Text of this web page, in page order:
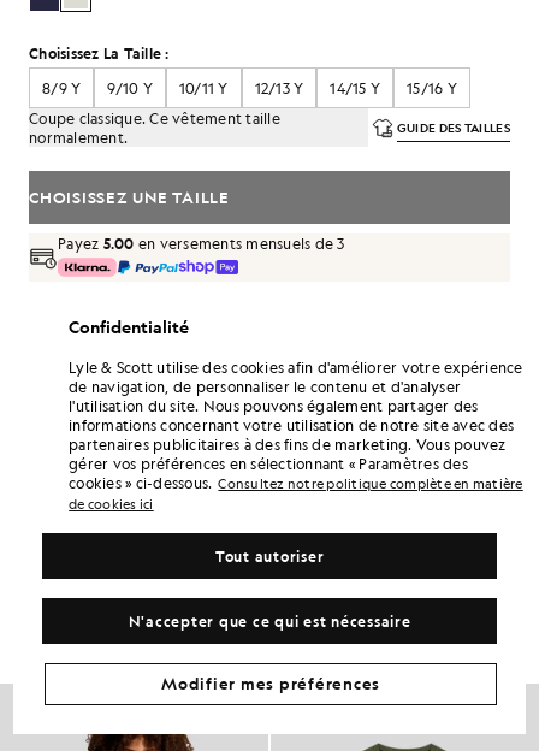
Choisissez La Taille :
8/9 Y
9/10 Y 10/11 Y 12/13 Y 14/15 Y
15/16 Y
Coupe classique. Ce vêtement taille
normalement.
GUIDE DES TAILLES
CHOISISSEZ UNE TAILLE
Payez 5.00 en versements mensuels de 3
Livraison à domicile et points de retrait. Retours et échanges
gratuits.
Gagnez le double de points ! Cumulez des
points «90 » grâce à cet achat.
6 points = 1,00 £GB
S'INSCRIRE
DÉTAILS DU PRODUIT
ADAPTATION DU PRODUIT
COMPOSITION ET ENTRETIEN
Adoptez ce look
Composez une tenue complète avec des pièces raffinées, conçues
pour rehausser votre garde-robe.
Confidentialité
Lyle & Scott utilise des cookies afin d'améliorer votre expérience
de navigation, de personnaliser le contenu et d'analyser
l'utilisation du site. Nous pouvons également partager des
informations concernant votre utilisation de notre site avec des
partenaires publicitaires à des fins de marketing. Vous pouvez
gérer vos préférences en sélectionnant « Paramètres des
cookies » ci-dessous. Consultez notre politique complète en matière
de cookies ici
N'accepter que ce qui est nécessaire
Tout autoriser
Modifier mes préférences